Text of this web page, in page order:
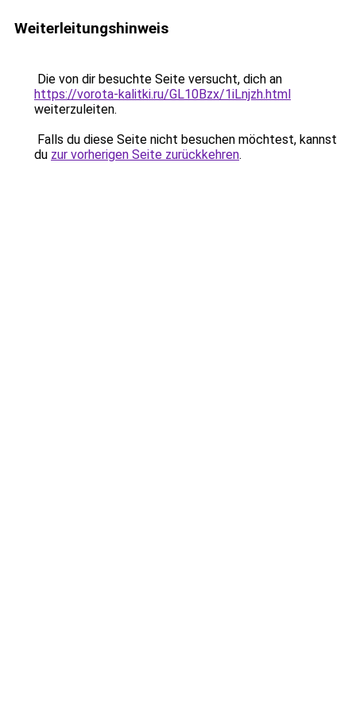
Weiterleitungshinweis
Die von dir besuchte Seite versucht, dich an
https://vorota-kalitki.ru/GL10Bzx/1iLnjzh.html
weiterzuleiten.
Falls du diese Seite nicht besuchen möchtest, kannst
du zur vorherigen Seite zurückkehren.